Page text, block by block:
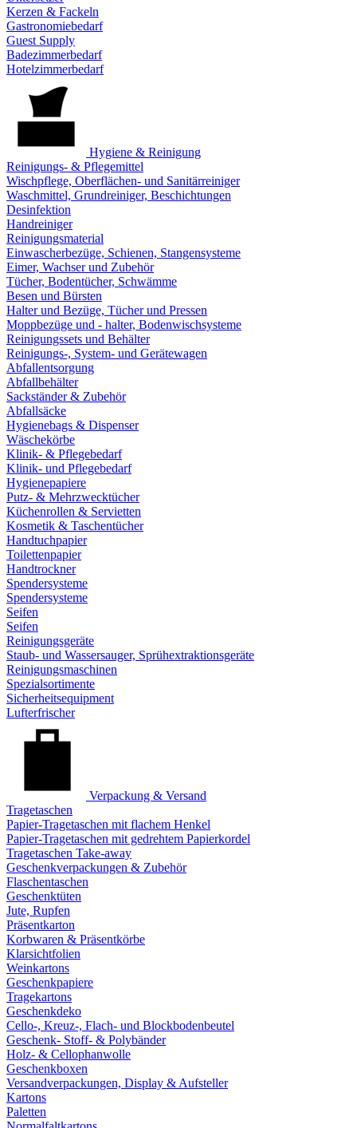
Kerzen & Fackeln
Gastronomiebedarf
Guest Supply
Badezimmerbedarf
Hotelzimmerbedarf
Hygiene & Reinigung
Reinigungs- & Pflegemittel
Wischpflege, Oberflächen- und Sanitärreiniger
Waschmittel, Grundreiniger, Beschichtungen
Desinfektion
Handreiniger
Reinigungsmaterial
Einwascherbezüge, Schienen, Stangensysteme
Eimer, Wachser und Zubehör
Tücher, Bodentücher, Schwämme
Besen und Bürsten
Halter und Bezüge, Tücher und Pressen
Moppbezüge und - halter, Bodenwischsysteme
Reinigungssets und Behälter
Reinigungs-, System- und Gerätewagen
Abfallentsorgung
Abfallbehälter
Sackständer & Zubehör
Abfallsäcke
Hygienebags & Dispenser
Wäschekörbe
Klinik- & Pflegebedarf
Klinik- und Pflegebedarf
Hygienepapiere
Putz- & Mehrzwecktücher
Küchenrollen & Servietten
Kosmetik & Taschentücher
Handtuchpapier
Toilettenpapier
Handtrockner
Spendersysteme
Spendersysteme
Seifen
Seifen
Reinigungsgeräte
Staub- und Wassersauger, Sprühextraktionsgeräte
Reinigungsmaschinen
Spezialsortimente
Sicherheitsequipment
Lufterfrischer
Verpackung & Versand
Tragetaschen
Papier-Tragetaschen mit flachem Henkel
Papier-Tragetaschen mit gedrehtem Papierkordel
Tragetaschen Take-away
Geschenkverpackungen & Zubehör
Flaschentaschen
Geschenktüten
Jute, Rupfen
Präsentkarton
Korbwaren & Präsentkörbe
Klarsichtfolien
Weinkartons
Geschenkpapiere
Tragekartons
Geschenkdeko
Cello-, Kreuz-, Flach- und Blockbodenbeutel
Geschenk- Stoff- & Polybänder
Holz- & Cellophanwolle
Geschenkboxen
Versandverpackungen, Display & Aufsteller
Kartons
Paletten